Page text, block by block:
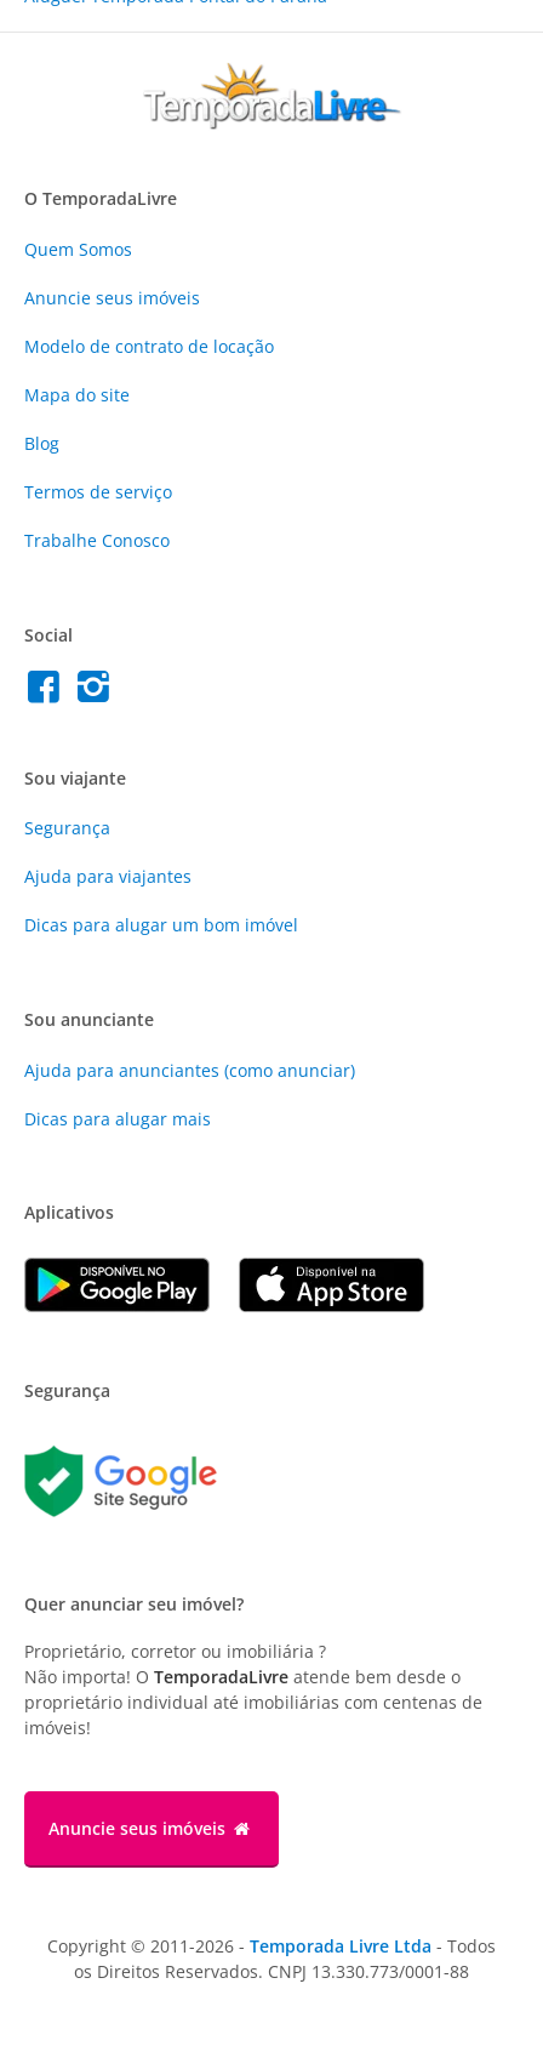
O TemporadaLivre
Quem Somos
Anuncie seus imóveis
Modelo de contrato de locação
Mapa do site
Blog
Termos de serviço
Trabalhe Conosco
Social
Sou viajante
Segurança
Ajuda para viajantes
Dicas para alugar um bom imóvel
Sou anunciante
Ajuda para anunciantes (como anunciar)
Dicas para alugar mais
Aplicativos
Segurança
Quer anunciar seu imóvel?
Proprietário, corretor ou imobiliária ?
Não importa! O TemporadaLivre atende bem desde o
proprietário individual até imobiliárias com centenas de
imóveis!
Anuncie seus imóveis
Copyright © 2011-2026 - Temporada Livre Ltda - Todos
os Direitos Reservados. CNPJ 13.330.773/0001-88